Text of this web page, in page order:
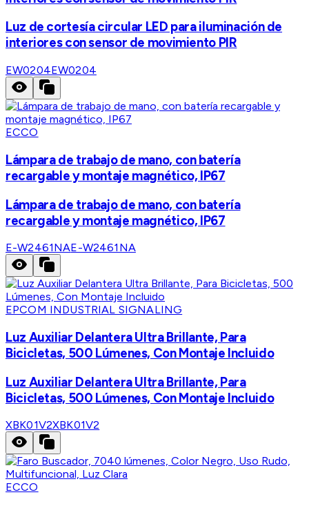
Luz de cortesía circular LED para iluminación de
interiores con sensor de movimiento PIR
EW0204EW0204
ECCO
Lámpara de trabajo de mano, con batería
recargable y montaje magnético, IP67
Lámpara de trabajo de mano, con batería
recargable y montaje magnético, IP67
E-W2461NAE-W2461NA
EPCOM INDUSTRIAL SIGNALING
Luz Auxiliar Delantera Ultra Brillante, Para
Bicicletas, 500 Lúmenes, Con Montaje Incluido
Luz Auxiliar Delantera Ultra Brillante, Para
Bicicletas, 500 Lúmenes, Con Montaje Incluido
XBK01V2XBK01V2
ECCO